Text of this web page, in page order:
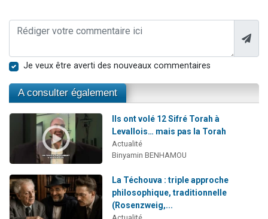
Je veux être averti des nouveaux commentaires
A consulter également
Ils ont volé 12 Sifré Torah à
Levallois… mais pas la Torah
Actualité
Binyamin BENHAMOU
La Téchouva : triple approche
philosophique, traditionnelle
(Rosenzweig,...